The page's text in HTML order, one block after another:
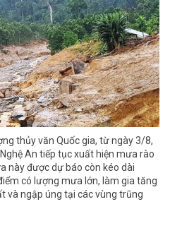
thủy văn Quốc gia, từ ngày 3/8,
An tiếp tục xuất hiện mưa rào
này được dự báo còn kéo dài
có lượng mưa lớn, làm gia tăng
và ngập úng tại các vùng trũng